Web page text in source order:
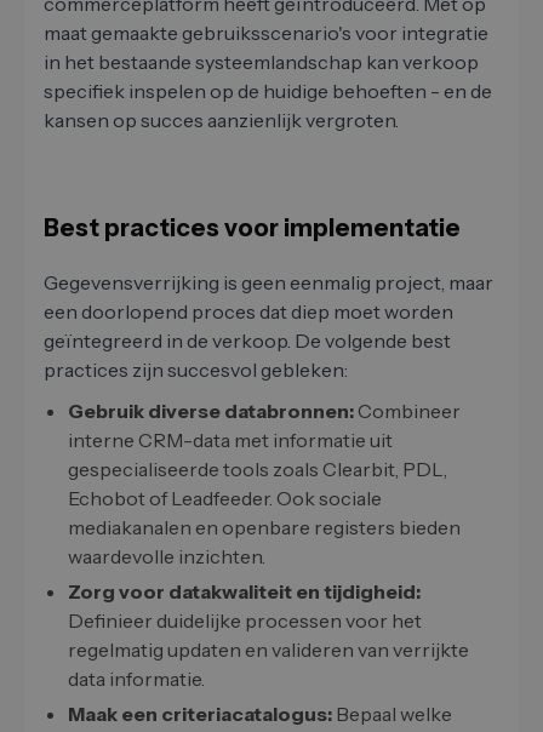
maat gemaakte gebruiksscenario's voor integratie
in het bestaande systeemlandschap kan verkoop
specifiek inspelen op de huidige behoeften - en de
kansen op succes aanzienlijk vergroten.
Best practices voor implementatie
Gegevensverrijking is geen eenmalig project, maar
een doorlopend proces dat diep moet worden
geïntegreerd in de verkoop. De volgende best
practices zijn succesvol gebleken:
Gebruik diverse databronnen: Combineer
interne CRM-data met informatie uit
gespecialiseerde tools zoals Clearbit, PDL,
Echobot of Leadfeeder. Ook sociale
mediakanalen en openbare registers bieden
waardevolle inzichten.
Zorg voor datakwaliteit en tijdigheid:
Definieer duidelijke processen voor het
regelmatig updaten en valideren van verrijkte
data informatie.
Maak een criteriacatalogus: Bepaal welke